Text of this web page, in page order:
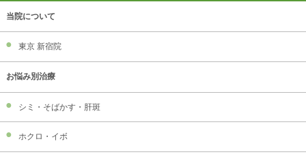
当院について
東京 新宿院
お悩み別治療
シミ・そばかす・肝斑
ホクロ・イボ